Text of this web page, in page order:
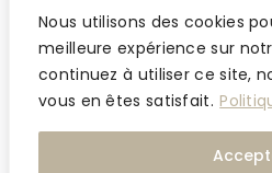
Nous utilisons des cookies
meilleure expérience sur
continuez à utiliser ce site,
vous en êtes satisfait.
©2024 amar-avocat.com |Mentions